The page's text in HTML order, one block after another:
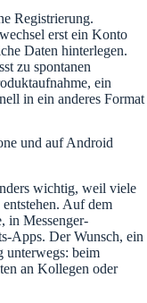
Registrierung.
erst ein Konto
Daten hinterlegen.
zu spontanen
ein
in ein anderes Format
und auf Android
wichtig, weil viele
Auf dem
in Messenger-
Apps. Der Wunsch, ein
unterwegs: beim
an Kollegen oder